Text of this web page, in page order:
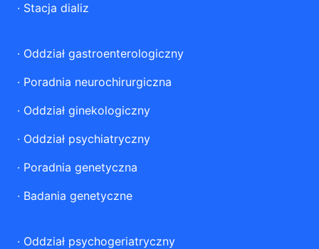
· Stacja dializ
· Oddział gastroenterologiczny
· Poradnia neurochirurgiczna
· Oddział ginekologiczny
· Oddział psychiatryczny
· Poradnia genetyczna
· Badania genetyczne
· Oddział psychogeriatryczny